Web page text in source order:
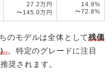
27.2万円
〜145.0万円
14.9%
〜72.8%
のモデルは全体として残価
。特定のグレードに注目
奨されます。